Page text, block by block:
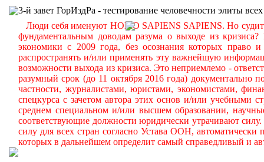
3-й завет ГорИздРа - тестирование человечности элиты
Люди себя именуют HOMO SAPIENS SAPIENS. Но
фундаментальным доводам разума о выходе из
экономики с 2009 года, без осознания которых право
распространять и/или применять эту важнейшую
возможности выхода из кризиса. Это неприемлемо -
разумный срок (до 11 октября 2016 года)
частности, журналистами, юристами, экономистами,
спецкурса с зачетом автора этих основ и/или учебными
среднем специальном и/или высшем образовании,
соответствующие должности юридически утрачивают
силу для всех стран согласно Устава ООН,
которых в дальнейшем определит самый справедливый и